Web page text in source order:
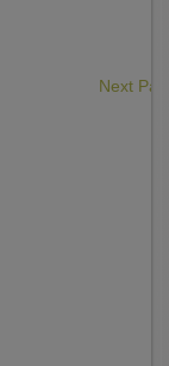
Next